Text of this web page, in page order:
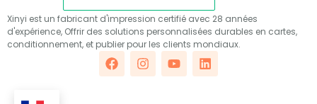
Xinyi est un fabricant d'impression certifié avec 28 années
d'expérience, Offrir des solutions personnalisées durables en cartes,
conditionnement, et publier pour les clients mondiaux.